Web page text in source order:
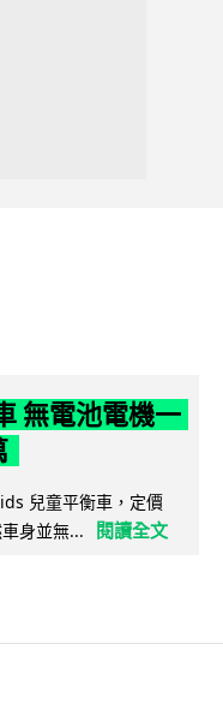
無電池電機一
兒童平衡車，定價
身並無...
閱讀全文